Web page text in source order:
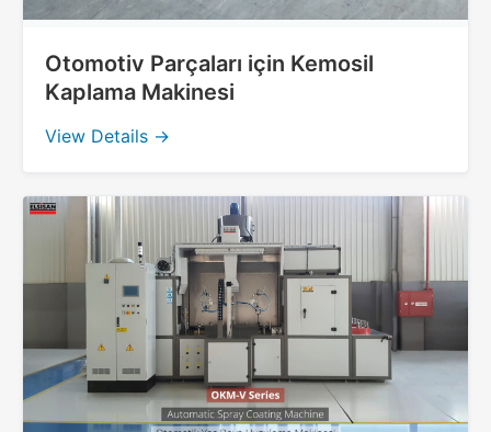
Otomotiv Parçaları için Kemosil
Kaplama Makinesi
View Details →